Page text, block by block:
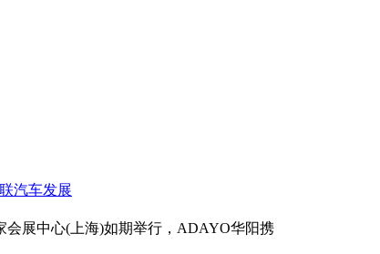
展中心(上海)如期举行，ADAYO华阳携